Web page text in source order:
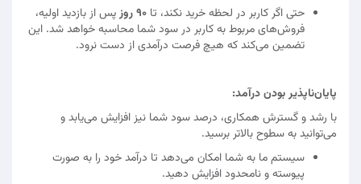
حتی اگر کاربر در لحظه خرید نکند، تا
پس از بازدید اولیه،
فروش‌های مربوط به کاربر در سود شما محاسبه خواهد شد. این
تضمین می‌کند که هیچ فرصت درآمدی از دست نرود.
پایان‌ناپذیر بودن درآمد:
با رشد و گسترش همکاری، درصد سود شما نیز افزایش می‌یابد و
می‌توانید به سطوح بالاتر برسید.
سیستم ما به شما امکان می‌دهد تا درآمد خود را به صورت
پیوسته و نامحدود افزایش دهید.